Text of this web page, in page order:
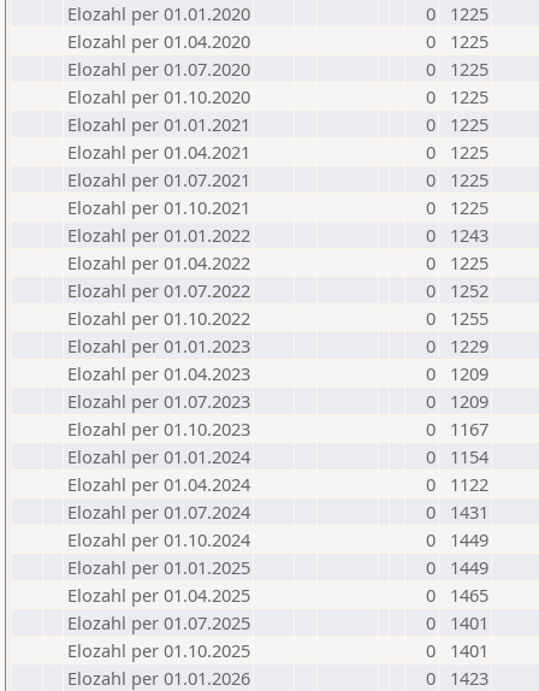
Elozahl per 01.01.2020
0
1225
Elozahl per 01.04.2020
0
1225
Elozahl per 01.07.2020
0
1225
Elozahl per 01.10.2020
0
1225
Elozahl per 01.01.2021
0
1225
Elozahl per 01.04.2021
0
1225
Elozahl per 01.07.2021
0
1225
Elozahl per 01.10.2021
0
1225
Elozahl per 01.01.2022
0
1243
Elozahl per 01.04.2022
0
1225
Elozahl per 01.07.2022
0
1252
Elozahl per 01.10.2022
0
1255
Elozahl per 01.01.2023
0
1229
Elozahl per 01.04.2023
0
1209
Elozahl per 01.07.2023
0
1209
Elozahl per 01.10.2023
0
1167
Elozahl per 01.01.2024
0
1154
Elozahl per 01.04.2024
0
1122
Elozahl per 01.07.2024
0
1431
Elozahl per 01.10.2024
0
1449
Elozahl per 01.01.2025
0
1449
Elozahl per 01.04.2025
0
1465
Elozahl per 01.07.2025
0
1401
Elozahl per 01.10.2025
0
1401
Elozahl per 01.01.2026
0
1423